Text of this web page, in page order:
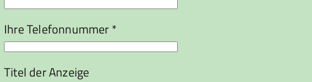
Ihre Telefonnummer *
Titel der Anzeige